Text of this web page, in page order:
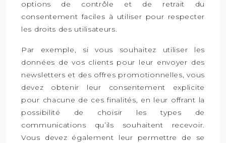
options de contrôle et de retrait du
consentement faciles à utiliser pour respecter
les droits des utilisateurs.
Par exemple, si vous souhaitez utiliser les
données de vos clients pour leur envoyer des
newsletters et des offres promotionnelles, vous
devez obtenir leur consentement explicite
pour chacune de ces finalités, en leur offrant la
possibilité de choisir les types de
communications qu’ils souhaitent recevoir.
Vous devez également leur permettre de se